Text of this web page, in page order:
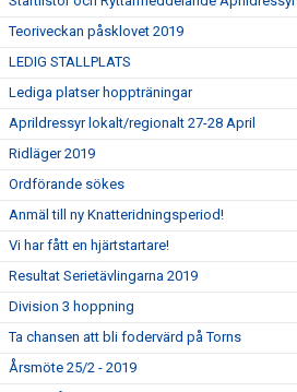
Teoriveckan påsklovet 2019
LEDIG STALLPLATS
Lediga platser hoppträningar
Aprildressyr lokalt/regionalt 27-28 April
Ridläger 2019
Ordförande sökes
Anmäl till ny Knatteridningsperiod!
Vi har fått en hjärtstartare!
Resultat Serietävlingarna 2019
Division 3 hoppning
Ta chansen att bli fodervärd på Torns
Årsmöte 25/2 - 2019